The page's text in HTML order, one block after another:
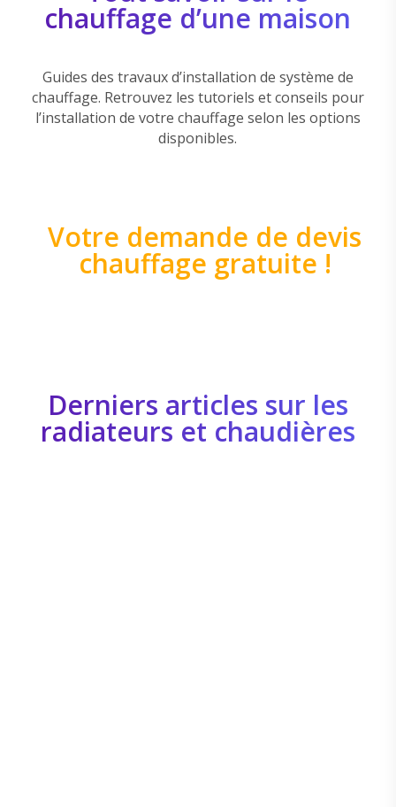
chauffage d’une maison
Guides des travaux d’installation de système de
chauffage. Retrouvez les tutoriels et conseils pour
l’installation de votre chauffage selon les options
disponibles.
Votre demande de devis
chauffage gratuite !
Derniers articles sur les
radiateurs et chaudières